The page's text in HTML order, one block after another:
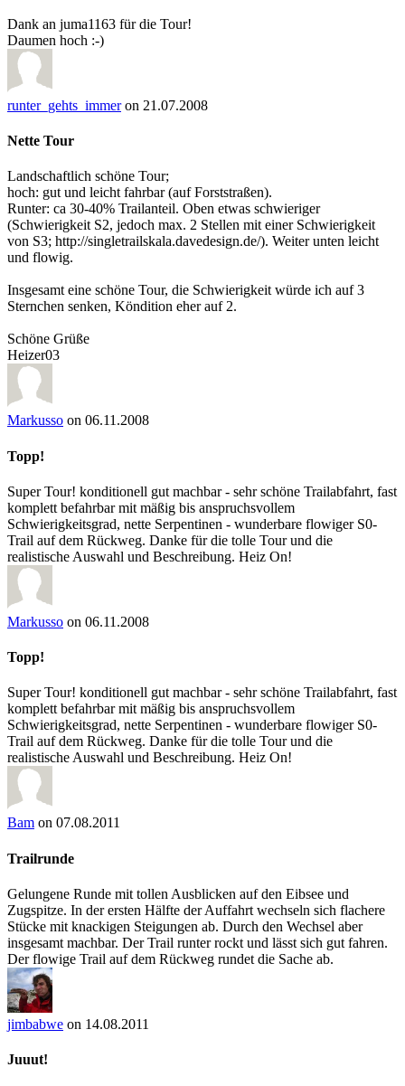
Dank an juma1163 für die Tour!
Daumen hoch :-)
runter_gehts_immeron 21.07.2008
Nette Tour
Landschaftlich schöne Tour;
hoch: gut und leicht fahrbar (auf Forststraßen).
Runter: ca 30-40% Trailanteil. Oben etwas schwieriger
(Schwierigkeit S2, jedoch max. 2 Stellen mit einer Schwierigkeit
von S3; http://singletrailskala.davedesign.de/). Weiter unten leicht
und flowig.
Insgesamt eine schöne Tour, die Schwierigkeit würde ich auf 3
Sternchen senken, Köndition eher auf 2.
Schöne Grüße
Heizer03
Markusso on 06.11.2008
Topp!
Super Tour! konditionell gut machbar - sehr schöne Trailabfahrt, fast
komplett befahrbar mit mäßig bis anspruchsvollem
Schwierigkeitsgrad, nette Serpentinen - wunderbare flowiger S0-
Trail auf dem Rückweg. Danke für die tolle Tour und die
realistische Auswahl und Beschreibung. Heiz On!
Markusso on 06.11.2008
Topp!
Super Tour! konditionell gut machbar - sehr schöne Trailabfahrt, fast
komplett befahrbar mit mäßig bis anspruchsvollem
Schwierigkeitsgrad, nette Serpentinen - wunderbare flowiger S0-
Trail auf dem Rückweg. Danke für die tolle Tour und die
realistische Auswahl und Beschreibung. Heiz On!
Bam on 07.08.2011
Trailrunde
Gelungene Runde mit tollen Ausblicken auf den Eibsee und
Zugspitze. In der ersten Hälfte der Auffahrt wechseln sich flachere
Stücke mit knackigen Steigungen ab. Durch den Wechsel aber
insgesamt machbar. Der Trail runter rockt und lässt sich gut fahren.
Der flowige Trail auf dem Rückweg rundet die Sache ab.
jimbabwe on 14.08.2011
Juuut!